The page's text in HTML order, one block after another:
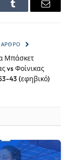
Tumblr Email
Μπάσκετ
vs Φοίνικας
43 (εφηβικό)